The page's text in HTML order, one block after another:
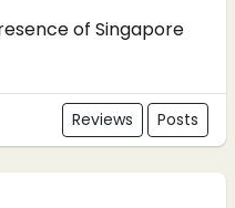
of Singapore
Reviews Posts